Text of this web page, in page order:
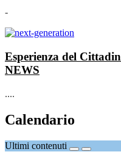
-
Esperienza del
NEWS
....
Calendario
Ultimi contenuti